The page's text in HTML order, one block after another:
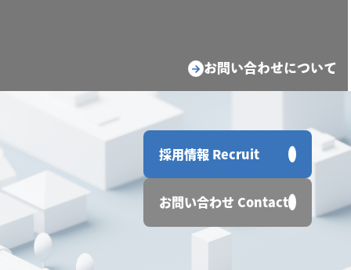
お問い合わせについて
採用情報 Recruit
お問い合わせ Contact